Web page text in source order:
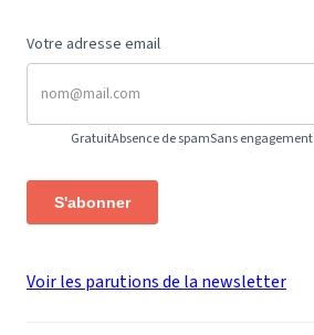
Votre adresse email
GratuitAbsence de spamSans engagement
S'abonner
Voir les parutions de la newsletter